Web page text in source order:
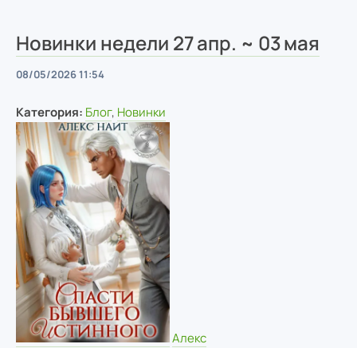
Новинки недели 27 апр. ~ 03 мая
08/05/2026 11:54
Категория: Блог, Новинки
Алекс